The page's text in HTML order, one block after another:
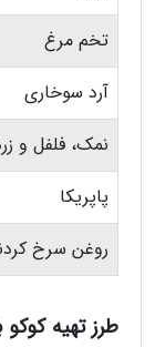
تخم مرغ
آرد سوخاری
نمک، فلفل و
پاپریکا
روغن سرخ
طرز تهیه کوکو